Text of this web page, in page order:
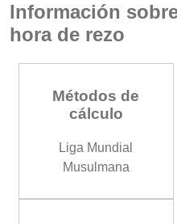
Información
hora de rezo
Métodos de
cálculo
Liga Mundial
Musulmana